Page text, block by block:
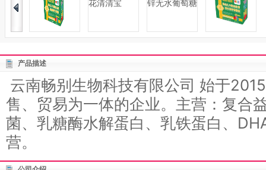
产品描述
云南畅别生物科技有限公司 始于
售、贸易为一体的企业。主营：复合
菌、乳糖酶水解蛋白、乳铁蛋白、
营。